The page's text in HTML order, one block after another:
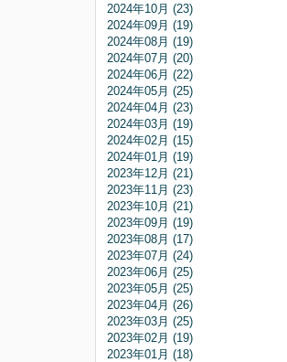
2024年10月 (23)
2024年09月 (19)
2024年08月 (19)
2024年07月 (20)
2024年06月 (22)
2024年05月 (25)
2024年04月 (23)
2024年03月 (19)
2024年02月 (15)
2024年01月 (19)
2023年12月 (21)
2023年11月 (23)
2023年10月 (21)
2023年09月 (19)
2023年08月 (17)
2023年07月 (24)
2023年06月 (25)
2023年05月 (25)
2023年04月 (26)
2023年03月 (25)
2023年02月 (19)
2023年01月 (18)